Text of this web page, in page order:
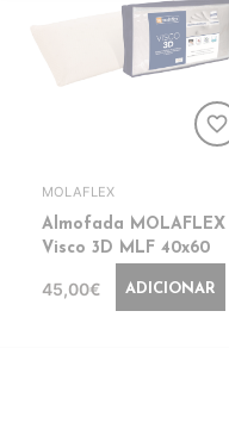
favorite_border
MOLAFLEX
Almofada MOLAFLEX
Visco 3D MLF 40x60
45,00€ ADICIONAR